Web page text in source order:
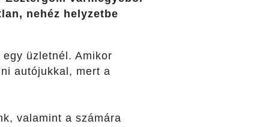
nehéz helyzetbe
üzletnél. Amikor
autójukkal, mert a
valamint a számára